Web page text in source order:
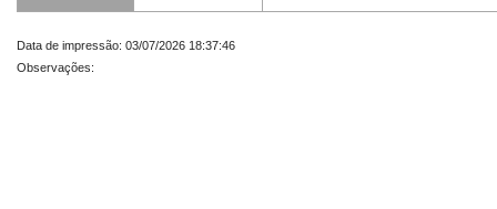
Data de impressão: 03/07/2026 18:37:46
Observações: